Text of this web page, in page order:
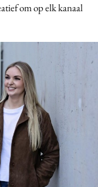
om op elk kanaal